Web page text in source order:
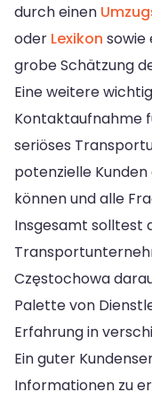
durch einen
oder Lexikon sowie
grobe Schätzung
Eine weitere
Kontaktaufnahme
seriöses
potenzielle
können und alle
Insgesamt solltest
Częstochowa
Palette von
Erfahrung in
Ein guter
Informationen zu